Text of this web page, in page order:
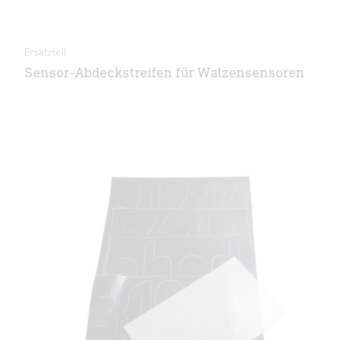
Ersatzteil
Sensor-Abdeckstreifen für Walzensensoren